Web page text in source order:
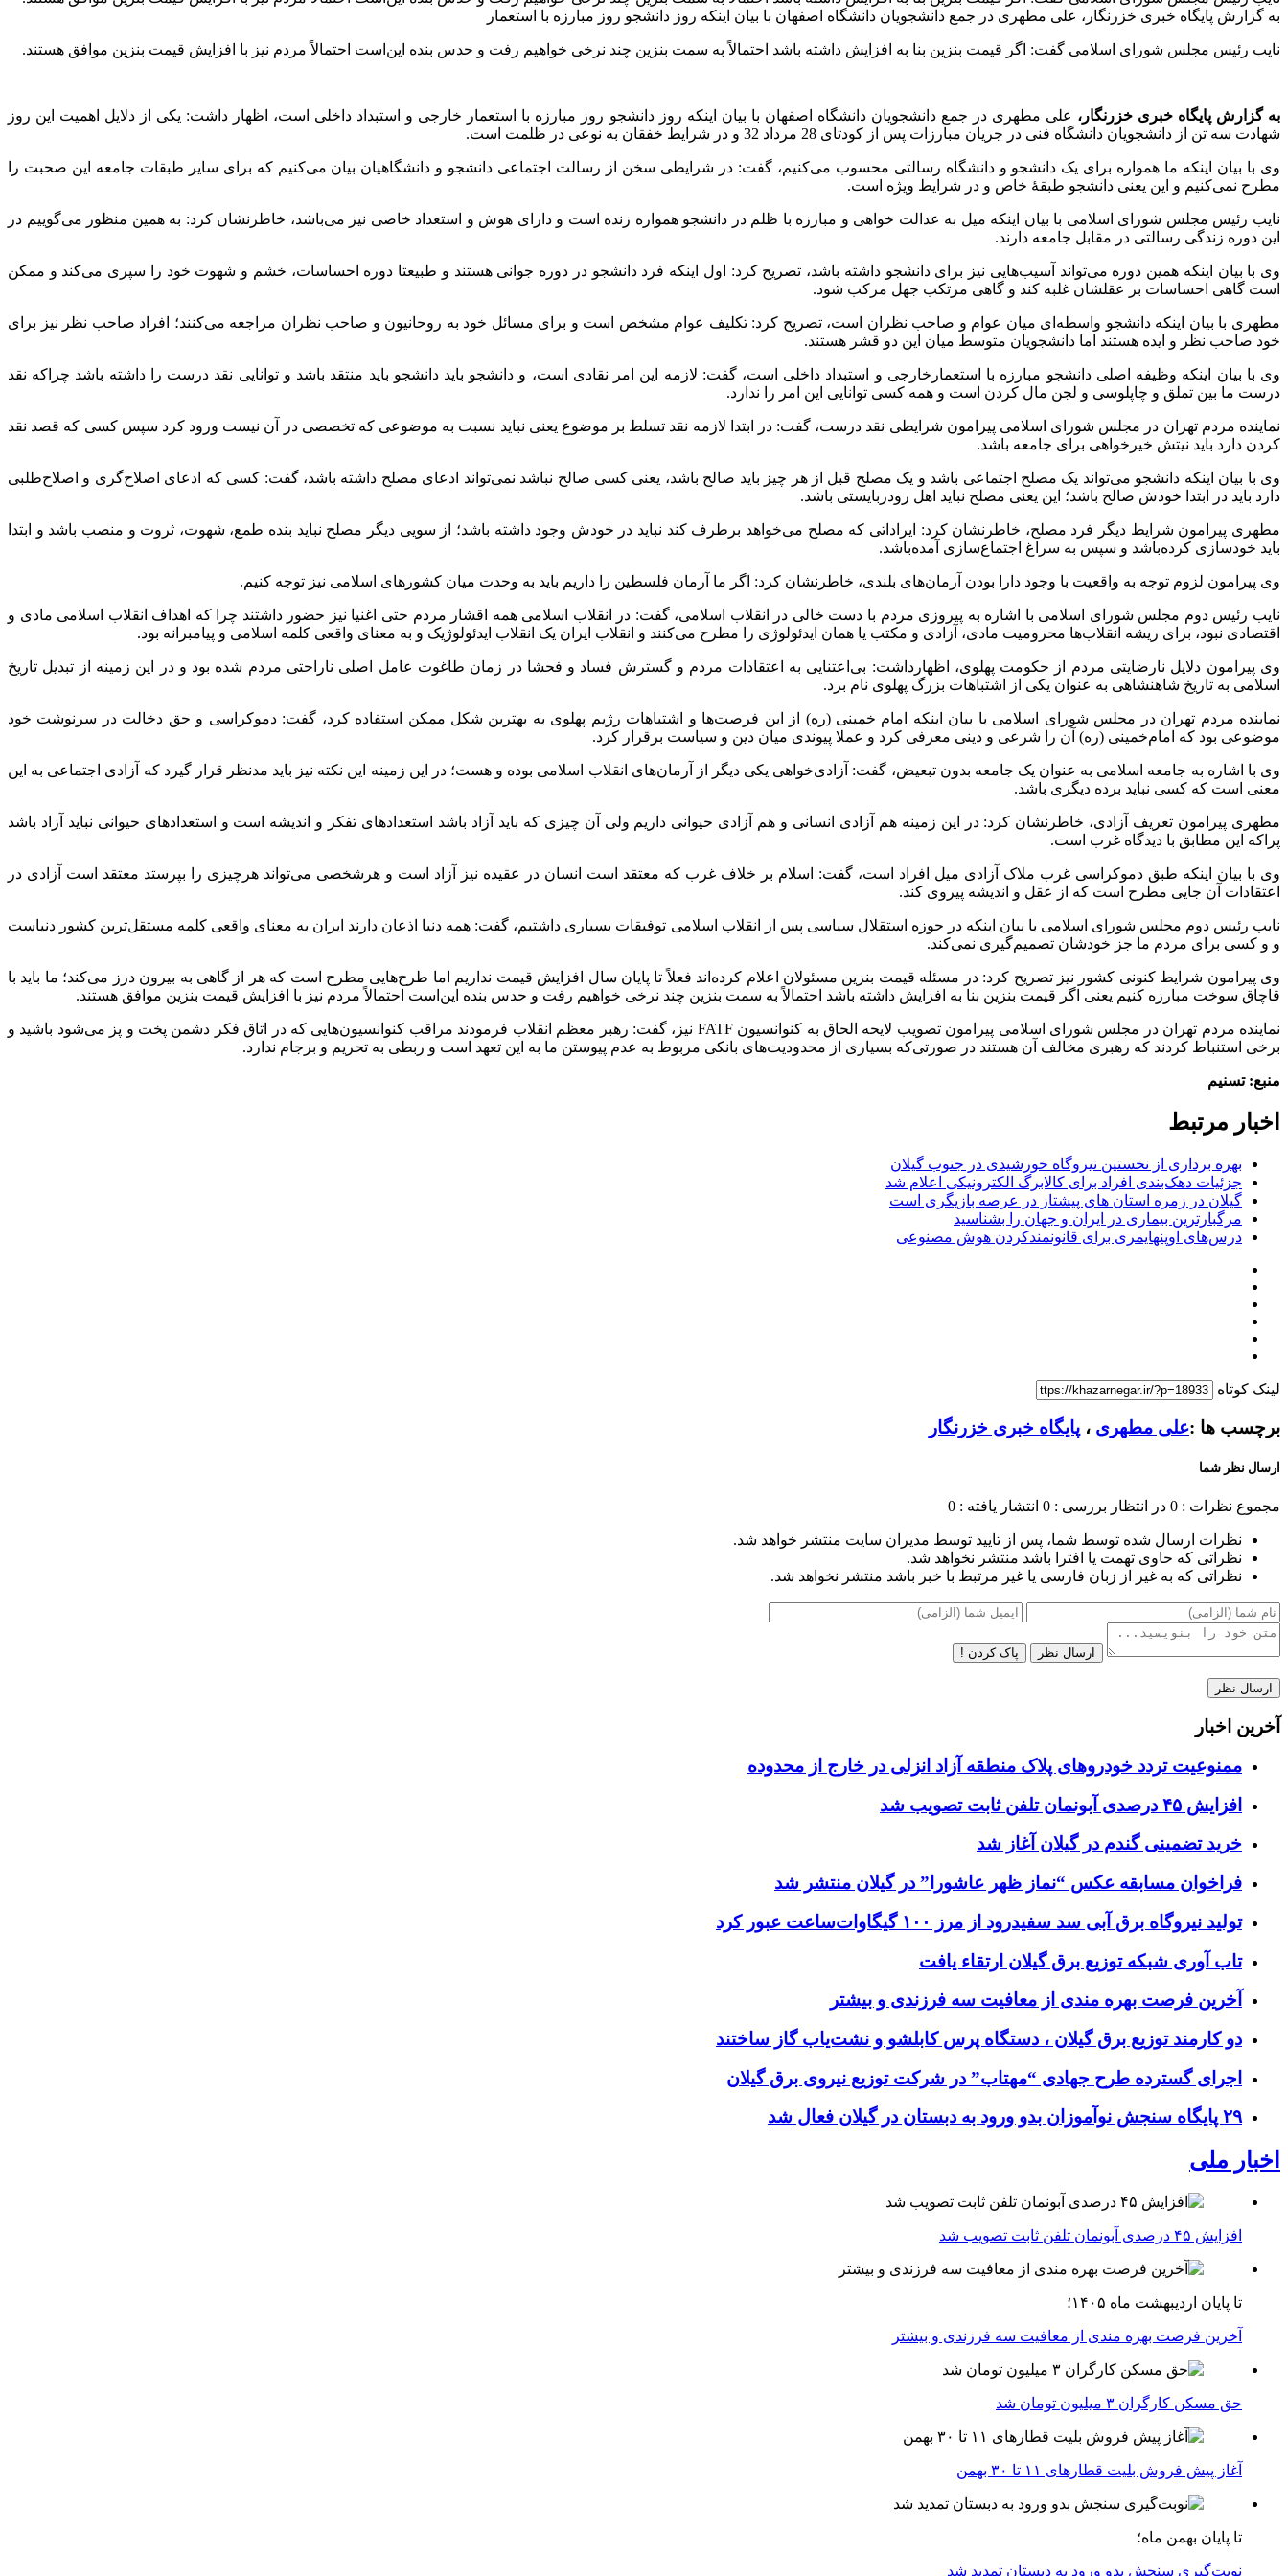
به گزارش پایگاه خبری خزرنگار، علی مطهری در جمع دانشجویان دانشگاه اصفهان با بیان اینکه روز دانشجو روز مبارزه با استعمار
نایب رئیس مجلس شورای اسلامی گفت: اگر قیمت بنزین بنا به افزایش داشته باشد احتمالاً به سمت بنزین چند نرخی خواهیم رفت و حدس بنده این‌است احتمالاً مردم نیز با افزایش قیمت بنزین موافق هستند.
به گزارش پایگاه خبری خزرنگار، علی مطهری در جمع دانشجویان دانشگاه اصفهان با بیان اینکه روز دانشجو روز مبارزه با استعمار خارجی و استبداد داخلی است، اظهار داشت: یکی از دلایل اهمیت این روز
شهادت سه تن از دانشجویان دانشگاه فنی در جریان مبارزات پس از کودتای 28 مرداد 32 و در شرایط خفقان به نوعی در ظلمت است.
وی با بیان اینکه ما همواره برای یک دانشجو و دانشگاه رسالتی محسوب می‌کنیم، گفت: در شرایطی سخن از رسالت اجتماعی دانشجو و دانشگاهیان بیان می‌کنیم که برای سایر طبقات جامعه این صحبت را
مطرح نمی‌کنیم و این یعنی دانشجو طبقهٔ خاص و در شرایط ویژه است.
نایب رئیس مجلس شورای اسلامی با بیان اینکه میل به عدالت خواهی و مبارزه با ظلم در دانشجو همواره زنده است و دارای هوش و استعداد خاصی نیز می‌باشد، خاطرنشان کرد: به همین منظور می‌گوییم در
این دوره زندگی رسالتی در مقابل جامعه دارند.
وی با بیان اینکه همین دوره می‌تواند آسیب‌هایی نیز برای دانشجو داشته‌ باشد، تصریح کرد: اول اینکه فرد دانشجو در دوره جوانی هستند و طبیعتا دوره احساسات، خشم و شهوت خود را سپری می‌کند و ممکن
است گاهی احساسات بر عقلشان غلبه کند و گاهی مرتکب جهل مرکب شود.
مطهری با بیان اینکه دانشجو واسطه‌ای میان عوام و صاحب نظران است، تصریح کرد: تکلیف عوام مشخص است و برای مسائل خود به روحانیون و صاحب نظران مراجعه می‌کنند؛ افراد صاحب نظر نیز برای
خود صاحب نظر و ایده هستند اما دانشجویان متوسط میان این دو قشر هستند.
وی با بیان اینکه وظیفه اصلی دانشجو مبارزه با استعمارخارجی و استبداد داخلی است، گفت: لازمه این امر نقادی است، و دانشجو باید دانشجو باید منتقد باشد و توانایی نقد درست را داشته باشد چراکه نقد
درست ما بین تملق و چاپلوسی و لجن مال کردن است و همه کسی توانایی این امر را ندارد.
نماینده مردم تهران در مجلس شورای اسلامی پیرامون شرایطی نقد درست، گفت: در ابتدا لازمه نقد تسلط بر موضوع یعنی نباید نسبت به موضوعی که تخصصی در آن نیست ورود کرد سپس کسی که قصد نقد
کردن دارد باید نیتش خیرخواهی برای جامعه باشد.
وی با بیان اینکه دانشجو می‌تواند یک مصلح اجتماعی باشد و یک مصلح قبل از هر چیز باید صالح باشد، یعنی کسی صالح نباشد نمی‌تواند ادعای مصلح داشته باشد، گفت: کسی که ادعای اصلاح‌گری و اصلاح‌طلبی
دارد باید در ابتدا خودش صالح باشد؛ این یعنی مصلح نباید اهل رودربایستی باشد.
مطهری پیرامون شرایط دیگر فرد مصلح، خاطرنشان کرد: ایراداتی که مصلح می‌خواهد برطرف کند نباید در خودش وجود داشته باشد؛ از سویی دیگر مصلح نباید بنده طمع، شهوت، ثروت و منصب باشد و ابتدا
باید خودسازی کرده‌باشد و سپس به سراغ اجتماع‌سازی آمده‌باشد.
وی پیرامون لزوم توجه به واقعیت با وجود دارا بودن آرمان‌های بلندی، خاطرنشان کرد: اگر ما آرمان فلسطین را داریم باید به وحدت میان کشورهای اسلامی نیز توجه کنیم.
نایب رئیس دوم مجلس شورای اسلامی با اشاره به پیروزی مردم با دست خالی در انقلاب اسلامی، گفت: در انقلاب اسلامی همه اقشار مردم حتی اغنیا نیز حضور داشتند چرا که اهداف انقلاب اسلامی مادی و
اقتصادی نبود، برای ریشه انقلاب‌ها محرومیت مادی، آزادی و مکتب یا همان ایدئولوژی را مطرح می‌کنند و انقلاب ایران یک انقلاب ایدئولوژیک و به معنای واقعی کلمه اسلامی و پیامبرانه بود.
وی پیرامون دلایل نارضایتی مردم از حکومت پهلوی، اظهارداشت: بی‌اعتنایی به اعتقادات مردم و گسترش فساد و فحشا در زمان طاغوت عامل اصلی ناراحتی مردم شده بود و در این زمینه از تبدیل تاریخ
اسلامی به تاریخ شاهنشاهی به عنوان یکی از اشتباهات بزرگ پهلوی نام برد.
نماینده مردم تهران در مجلس شورای اسلامی با بیان اینکه امام خمینی (ره) از این فرصت‌ها و اشتباهات رژیم پهلوی به بهترین شکل ممکن استفاده کرد، گفت: دموکراسی و حق دخالت در سرنوشت خود
موضوعی بود که امام‌خمینی (ره) آن را شرعی و دینی معرفی کرد و عملا پیوندی میان دین و سیاست برقرار کرد.
وی با اشاره به جامعه اسلامی به عنوان یک جامعه بدون تبعیض، گفت: آزادی‌خواهی یکی دیگر از آرمان‌های انقلاب اسلامی بوده و هست؛ در این زمینه این نکته نیز باید مدنظر قرار گیرد که آزادی اجتماعی به این
معنی است که کسی نباید برده دیگری باشد.
مطهری پیرامون تعریف آزادی، خاطرنشان کرد: در این زمینه هم آزادی انسانی و هم آزادی حیوانی داریم ولی آن چیزی که باید آزاد باشد استعدادهای تفکر و اندیشه است و استعدادهای حیوانی نباید آزاد باشد
پراکه این مطابق با دیدگاه غرب است.
وی با بیان اینکه طبق دموکراسی غرب ملاک آزادی میل افراد است، گفت: اسلام بر خلاف غرب که معتقد است انسان در عقیده نیز آزاد است و هرشخصی می‌تواند هرچیزی را بپرستد معتقد است آزادی در
اعتقادات آن جایی مطرح است که از عقل و اندیشه پیروی کند.
نایب رئیس دوم مجلس شورای اسلامی با بیان اینکه در حوزه استقلال سیاسی پس از انقلاب اسلامی توفیقات بسیاری داشتیم، گفت: همه دنیا اذعان دارند ایران به معنای واقعی کلمه مستقل‌ترین کشور دنیاست
و و کسی برای مردم ما جز خودشان تصمیم‌گیری نمی‌کند.
وی پیرامون شرایط کنونی کشور نیز تصریح کرد: در مسئله قیمت بنزین مسئولان اعلام کرده‌اند فعلاً تا پایان سال افزایش قیمت نداریم اما طرح‌هایی مطرح است که هر از گاهی به بیرون درز می‌کند؛ ما باید با
قاچاق سوخت مبارزه کنیم یعنی اگر قیمت بنزین بنا به افزایش داشته باشد احتمالاً به سمت بنزین چند نرخی خواهیم رفت و حدس بنده این‌است احتمالاً مردم نیز با افزایش قیمت بنزین موافق هستند.
نماینده مردم تهران در مجلس شورای اسلامی پیرامون تصویب لایحه الحاق به کنوانسیون FATF نیز، گفت: رهبر معظم انقلاب فرمودند مراقب کنوانسیون‌هایی که در اتاق فکر دشمن پخت و پز می‌شود باشید و
برخی استنباط کردند که رهبری مخالف آن هستند در صورتی‌که بسیاری از محدودیت‌های بانکی مربوط به عدم پیوستن ما به این تعهد است و ربطی به تحریم و برجام ندارد.
منبع: تسنیم
اخبار مرتبط
بهره برداری از نخستین نیروگاه خورشیدی در جنوب گیلان
جزئیات دهک‌بندی افراد برای کالابرگ الکترونیکی اعلام شد
گیلان در زمره استان های پیشتاز در عرصه بازیگری است
مرگبارترین بیماری در ایران و جهان را بشناسید
درس‌های اوپنهایمری برای قانونمندکردن هوش مصنوعی
لینک کوتاه
برچسب ها :علی مطهری ، پایگاه خبری خزرنگار
ارسال نظر شما
مجموع نظرات : 0 در انتظار بررسی : 0 انتشار یافته : 0
نظرات ارسال شده توسط شما، پس از تایید توسط مدیران سایت منتشر خواهد شد.
نظراتی که حاوی تهمت یا افترا باشد منتشر نخواهد شد.
نظراتی که به غیر از زبان فارسی یا غیر مرتبط با خبر باشد منتشر نخواهد شد.
ارسال نظر پاک کردن !
آخرین اخبار
ممنوعیت تردد خودروهای پلاک منطقه آزاد انزلی در خارج از محدوده
افزایش ۴۵ درصدی آبونمان تلفن ثابت تصویب شد
خرید تضمینی گندم در گیلان آغاز شد
فراخوان مسابقه عکس “نماز ظهر عاشورا” در گیلان منتشر شد
تولید نیروگاه برق‌ آبی سد سفیدرود از مرز ۱۰۰ گیگاوات‌ساعت عبور کرد
تاب آوری شبکه توزیع برق گیلان ارتقاء یافت
آخرین فرصت بهره مندی از معافیت سه فرزندی و بیشتر
دو کارمند توزیع برق گیلان ، دستگاه پرس کابلشو و نشت‌یاب گاز ساختند
اجرای گسترده طرح جهادی “مهتاب” در شرکت توزیع نیروی برق گیلان
۲۹ پایگاه سنجش نوآموزان بدو ورود به دبستان در گیلان فعال شد
اخبار ملی
افزایش ۴۵ درصدی آبونمان تلفن ثابت تصویب شد
تا پایان اردیبهشت ماه ۱۴۰۵؛
آخرین فرصت بهره مندی از معافیت سه فرزندی و بیشتر
حق مسکن کارگران ۳ میلیون تومان شد
آغاز پیش فروش بلیت‌ قطارهای ۱۱ تا ۳۰ بهمن
تا پایان بهمن ماه؛
نوبت‌گیری سنجش بدو ورود به دبستان تمدید شد